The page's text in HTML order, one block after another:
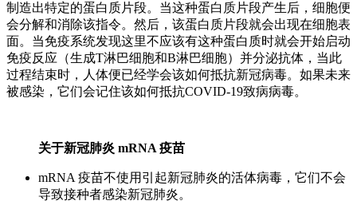
制造出特定的蛋白质片段。当这种蛋白质片段产生后，细胞便
会分解和消除该指令。然后，该蛋白质片段就会出现在细胞表
面。当免疫系统发现这里不应该有这种蛋白质时就会开始启动
免疫反应（生成T淋巴细胞和B淋巴细胞）并分泌抗体，当此
过程结束时，人体便已经学会该如何抵抗新冠病毒。如果未来
被感染，它们会记住该如何抵抗COVID-19致病病毒。
关于新冠肺炎 mRNA 疫苗
mRNA 疫苗不使用引起新冠肺炎的活体病毒，它们不会
导致接种者感染新冠肺炎。